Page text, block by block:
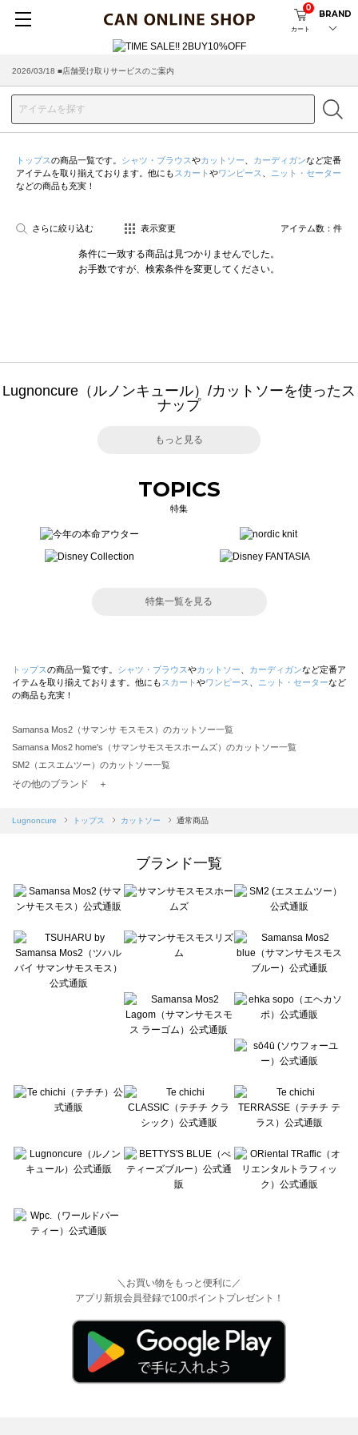
カート
0
BRAND
2026/03/18 ■店舗受け取りサービスのご案内
トップスの商品一覧です。 シャツ・ブラウスやカットソー カーディガンなど定番
アイテムを取り揃えております。他にも スカート やワンピース
ニット・セーター
などの商品も充実！
さらに絞り込む 表示変更 アイテム数： 件
条件に一致する商品は見つかりませんでした。
お手数ですが、検索条件を変更してください。
Lugnoncure（ルノンキュール）/カットソーを使ったス
ナップ
もっと見る
TOPICS
特集
特集一覧を見る
トップスの商品一覧です。 シャツ・ブラウスやカットソー カーディガンなど定番ア
イテムを取り揃えております。他にも スカート やワンピース ニット・セーターなど
の商品も充実！
Samansa Mos2（サマンサ モスモス）のカットソー一覧
Samansa Mos2 home's（サマンサモスモスホームズ）のカットソー一覧
SM2（エスエムツー）のカットソー一覧
TSUHARU by Samansa Mos2（ツハルバイサマンサモスモス）のカットソー一覧
Samansa Mos2 blue（サマンサモスモス ブルー）のカットソー一覧
sō4ū（ソウフォーユー）のカットソー一覧
Te chichi（テチチ）のカットソー一覧
Te chichi CLASSIC（テチチ クラシック）のカットソー一覧
Lugnoncure（ルノンキュール）のカットソー一覧
BETTY'S BLUE（べティーズブルー）のカットソー一覧
Wpc.（ワールドパーティー）のカットソー一覧
その他のブランド ＋
Lugnoncure トップス カットソー 通常商品
ブランド一覧
＼お買い物をもっと便利に／
アプリ新規会員登録で100ポイントプレゼント！